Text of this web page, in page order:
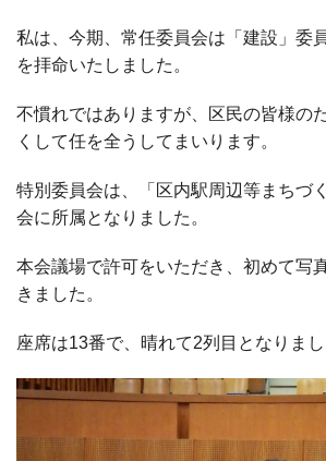
私は、今期、常任委員会は「建設」委
を拝命いたしました。
不慣れではありますが、区民の皆様の
くして任を全うしてまいります。
特別委員会は、「区内駅周辺等まちづ
会に所属となりました。
本会議場で許可をいただき、初めて写
きました。
座席は13番で、晴れて2列目となりまし